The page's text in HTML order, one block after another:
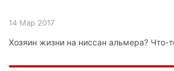
14 Мар 2017
Хозяин жизни на ниссан альмера? Что-